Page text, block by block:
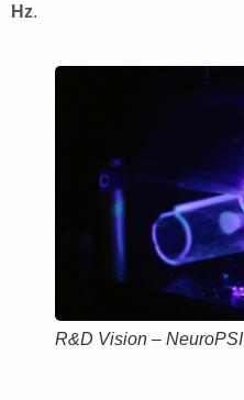
Hz.
R&D Vision – NeuroPSI